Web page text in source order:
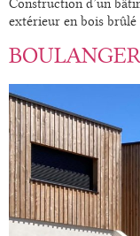
Construction d’un
extérieur en bois brûlé